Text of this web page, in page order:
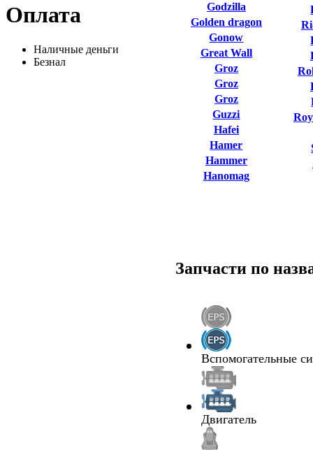
Оплата
Наличные деньги
Безнал
Godzilla
Golden dragon
Gonow
Great Wall
Groz
Groz
Groz
Guzzi
Hafei
Hamer
Hammer
Hanomag
Запчасти по
Вспомогательные
Двигатель